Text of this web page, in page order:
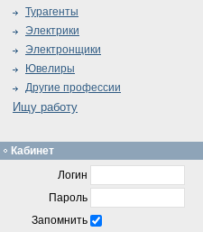
Турагенты
Электрики
Электронщики
Ювелиры
Другие профессии
Ищу работу
Кабинет
Логин
Пароль
Запомнить